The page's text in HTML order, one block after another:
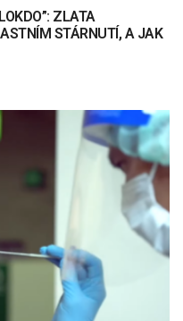
ZLATA
STÁRNUTÍ, A JAK